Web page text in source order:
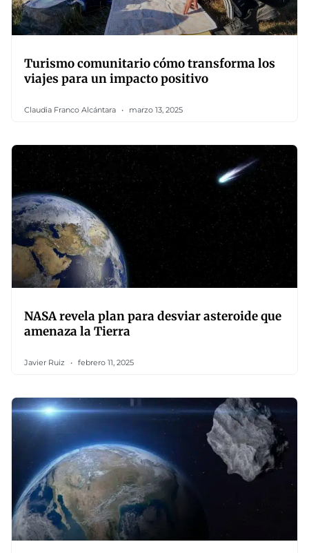
Turismo comunitario cómo transforma los
viajes para un impacto positivo
Claudia Franco Alcántara marzo 13, 2025
NASA revela plan para desviar asteroide que
amenaza la Tierra
Javier Ruiz febrero 11, 2025